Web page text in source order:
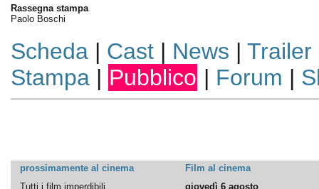
Rassegna stampa
Paolo Boschi
Scheda| Cast| News | Trailer
Stampa| Pubblico | Forum |
prossimamente al cinema
Film al cinema
Tutti i film imperdibili
giovedì 6 agosto